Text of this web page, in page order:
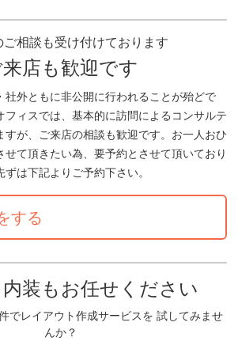
ご相談も受け付けております
来店も歓迎です
社外ともに非公開に行われることが殆どで
フィスでは、基本的に訪問によるコンサルテ
すが、ご来店の相談も歓迎です。お一人おひ
せて頂きたい為、要予約とさせて頂いており
は下記よりご予約下さい。
する
装もお任せください
でレイアウト作成サービスを 試してみませ
んか？